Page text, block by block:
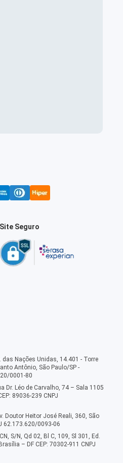
Site Seguro
das Nações Unidas, 14.401 - Torre
Antônio, São Paulo/SP -
0001-80
Dr. Léo de Carvalho, 74 – Sala 1105
89036-239 CNPJ
Doutor Heitor José Reali, 360, São
62.173.620/0093-06
S/N, Qd 02, Bl C, 109, Sl 301, Ed.
– DF CEP: 70302-911 CNPJ